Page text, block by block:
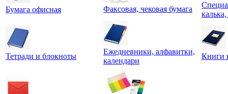
Бумага офисная Факсовая, чековая бумага
Тетради и блокноты
Ежедневники, алфавитки,
календари
Книги